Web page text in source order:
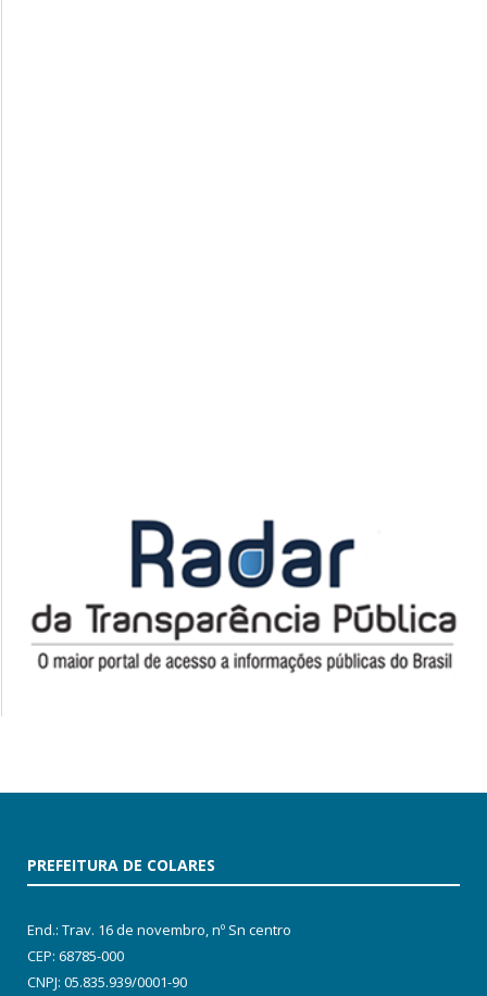
PREFEITURA DE COLARES
End.: Trav. 16 de novembro, nº Sn centro
CEP: 68785-000
CNPJ: 05.835.939/0001-90